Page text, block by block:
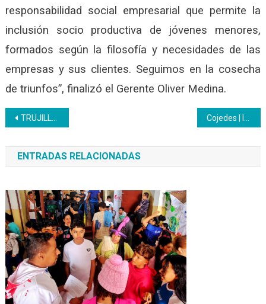
responsabilidad social empresarial que permite la
inclusión socio productiva de jóvenes menores,
formados según la filosofía y necesidades de las
empresas y sus clientes. Seguimos en la cosecha
de triunfos”, finalizó el Gerente Oliver Medina.
Navegación
de
entradas
TRUJILLO | Administración del efectivo atrae interés de la comunidad
ENTRADAS RELACIONADAS